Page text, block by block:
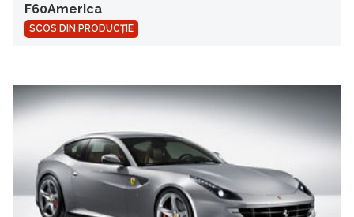
F60America
SCOS DIN PRODUCȚIE